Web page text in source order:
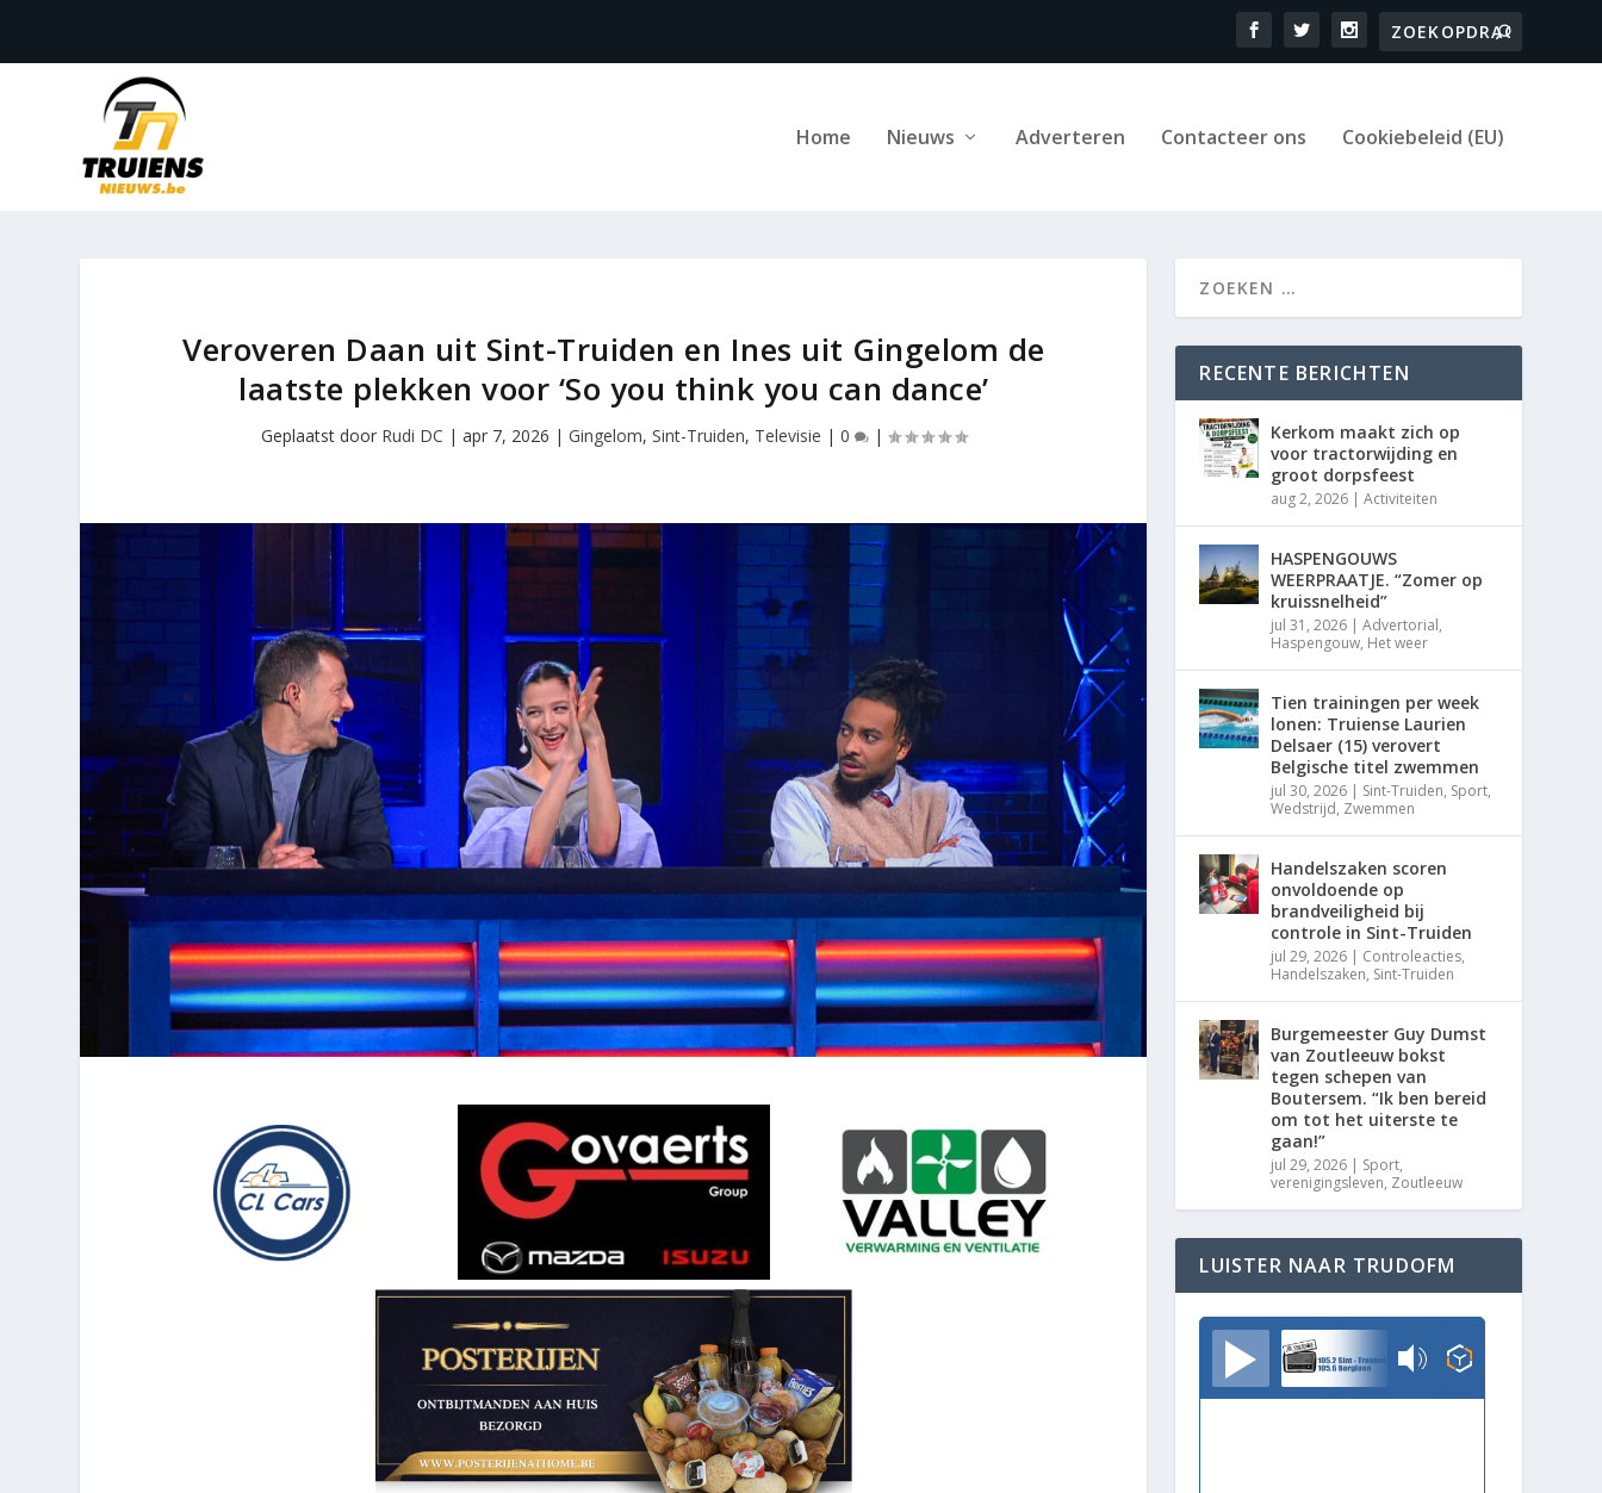
Home Nieuws Adverteren Contacteer ons Cookiebeleid (EU)
Veroveren Daan uit Sint-Truiden en Ines uit Gingelom de
laatste plekken voor ‘So you think you can dance’
Geplaatst door Rudi DC | apr 7, 2026 | Gingelom, Sint-Truiden, Televisie | 0 |
RECENTE BERICHTEN
Kerkom maakt zich op
voor tractorwijding en
groot dorpsfeest
aug 2, 2026 |Activiteiten
HASPENGOUWS
WEERPRAATJE. “Zomer op
kruissnelheid”
jul 31, 2026 |Advertorial,
Haspengouw, Het weer
Tien trainingen per week
lonen: Truiense Laurien
Delsaer (15) verovert
Belgische titel zwemmen
jul 30, 2026 | Sint-Truiden, Sport,
Wedstrijd, Zwemmen
Handelszaken scoren
onvoldoende op
brandveiligheid bij
controle in Sint-Truiden
jul 29, 2026 | Controleacties,
Handelszaken, Sint-Truiden
Burgemeester Guy Dumst
van Zoutleeuw bokst
tegen schepen van
Boutersem. “Ik ben bereid
om tot het uiterste te
gaan!”
jul 29, 2026 | Sport,
verenigingsleven, Zoutleeuw
LUISTER NAAR TRUDOFM
TrudoFM